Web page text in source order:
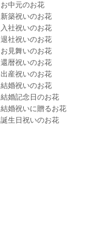
お中元のお花
新築祝いのお花
入社祝いのお花
退社祝いのお花
お見舞いのお花
還暦祝いのお花
出産祝いのお花
結婚祝いのお花
結婚記念日のお花
結婚祝いに贈るお花
誕生日祝いのお花